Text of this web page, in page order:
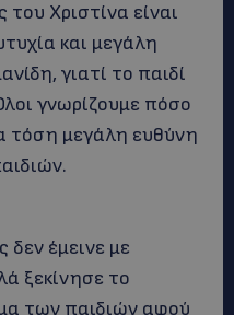
Χριστίνα είναι
και μεγάλη
γιατί το παιδί
γνωρίζουμε πόσο
τόση μεγάλη ευθύνη
έμεινε με
ξεκίνησε το
των παιδιών αφού